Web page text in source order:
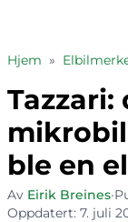
Hjem »
ble en
Av Eirik Breines•
Oppdatert: 7. juli